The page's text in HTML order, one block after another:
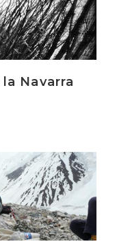
Navarra